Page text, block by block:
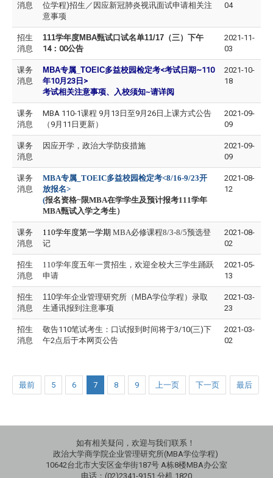
消息
位学程)招生／因应新冠肺炎视讯面试申请相关注
意事项
04
招生
消息
111学年度MBA甄试口试名单11/17 （三）下午
14：00公告
2021-11-
03
课务
消息
MBA专属_TOEIC多益校园检定考<考试日期~110
年10月23日>
考试相关注意事项、入校须知~请详阅
2021-10-
18
课务
消息
MBA 110-1课程 9月13日至9月26日上课方式公告
（9月11日更新）
2021-09-
09
课务
消息
因应开学，政治大学防疫措施
2021-09-
09
课务
消息
MBA专属_TOEIC多益校园检定考<8/16-9/23开
放报名>
(报名资格~限MBA在学学生及预计报考111学年
MBA甄试入学之考生）
2021-08-
12
课务
消息
110学年度第一学期 MBA必修课程8/3-8/5预选登
记
2021-08-
02
招生
消息
110学年度五年一贯招生，欢迎全校大三学生踊跃
申请
2021-05-
13
招生
消息
110学年企业管理研究所（MBA学位学程）录取
生通讯报到注意事项
2021-03-
23
招生
消息
敬告110笔试考生：口试报到时间将于3/10(三)下
午2点后于本网页公告
2021-03-
02
最前 5 6 7 8 9 上一页 下一页 最后
如有相关疑问，欢迎与我们联系！
政治大学商学院企业管理研究所(MBA学位学程)
10642台北市大安区金华街187号 A栋8楼MBA办公室
电话：(02)2341-9151 分机 1820